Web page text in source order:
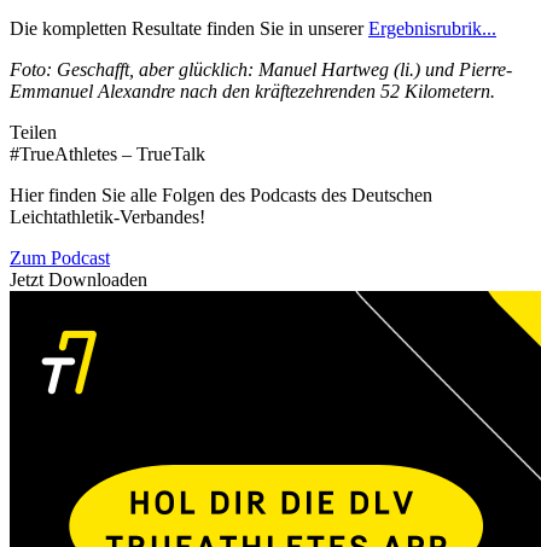
Die kompletten Resultate finden Sie in unsererErgebnisrubrik...
Foto: Geschafft, aber glücklich: Manuel Hartweg (li.) und Pierre-
Emmanuel Alexandre nach den kräftezehrenden 52 Kilometern.
Teilen
#TrueAthletes – TrueTalk
Hier finden Sie alle Folgen des Podcasts des Deutschen
Leichtathletik-Verbandes!
Zum Podcast
Jetzt Downloaden